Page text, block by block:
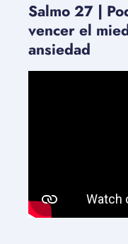
Salmo 27 |
vencer el
ansiedad